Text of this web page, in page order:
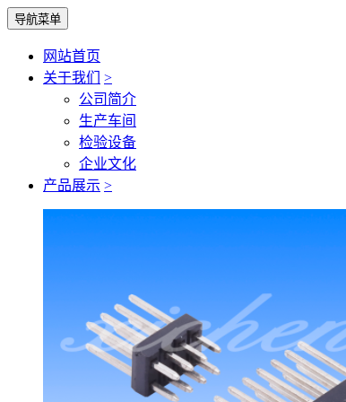
导航菜单
网站首页
关于我们
>
公司简介
生产车间
检验设备
企业文化
产品展示 >